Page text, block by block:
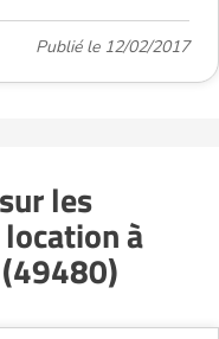
Publié le 12/02/2017
les
à